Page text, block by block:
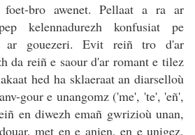
bro awenet. Pellaat a ra ar
kelennadurezh konfusiat pe
ar gouezeri. Evit reiñ tro d'ar
da reiñ e saour d'ar romant e tilez
hed ha sklaeraat an diarselloù
gour e unangomz ('me', 'te', 'eñ',
en diwezh emañ gwrizioù unan,
met en e anien, en e unigez,